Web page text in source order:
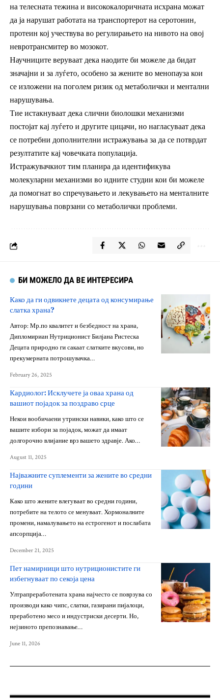
на телесната тежина и висококалоричната исхрана можат
да ја нарушат работата на транспортерот на серотонин,
протеин кој учествува во регулирањето на нивото на овој
невротрансмитер во мозокот.
Научниците веруваат дека наодите би можеле да бидат
значајни и за луѓето, особено за жените во менопауза кои
се изложени на поголем ризик од метаболички и ментални
нарушувања.
Тие истакнуваат дека слични биолошки механизми
постојат кај луѓето и другите цицачи, но нагласуваат дека
се потребни дополнителни истражувања за да се потврдат
резултатите кај човечката популација.
Истражувачкиот тим планира да идентификува
молекуларни механизми во идните студии кои би можеле
да помогнат во спречувањето и лекувањето на менталните
нарушувања поврзани со метаболички проблеми.
БИ МОЖЕЛО ДА ВЕ ИНТЕРЕСИРА
Како да ги одвикнете децата од консумирање
слатка храна?
Автор: Мр.по квалитет и безбедност на храна,
Дипломириан Нутриционист Билјана Ристеска
Децата природно ги сакаат слатките вкусови, но
прекумерната потрошувачка…
February 26, 2025
Кардиолог: Исклучете ја оваа храна од
вашиот појадок за поздраво срце
Некои вообичаени утрински навики, како што се
вашите избори за појадок, можат да имаат
долгорочно влијание врз вашето здравје. Ако…
August 11, 2025
Најважните суплементи за жените во средни
години
Како што жените влегуваат во средни години,
потребите на телото се менуваат. Хормоналните
промени, намалувањето на естрогенот и послабата
апсорпција…
December 21, 2025
Пет намирници што нутриционистите ги
избегнуваат по секоја цена
Ултрапреработената храна најчесто се поврзува со
производи како чипс, слатки, газирани пијалоци,
преработено месо и индустриски десерти. Но,
нејзиното препознавање…
June 11, 2026